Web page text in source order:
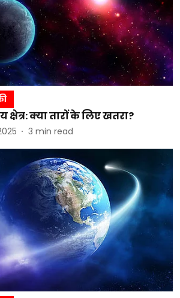
क्षेत्र: क्या तारों के लिए खतरा?
3 min read